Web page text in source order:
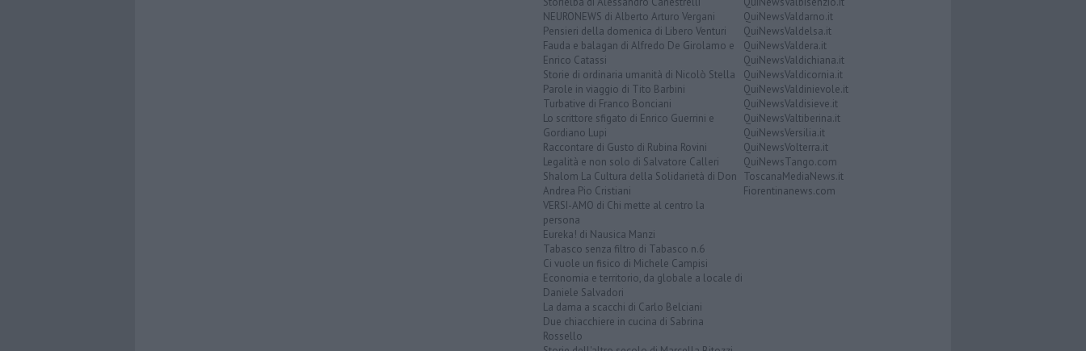
NEURONEWS di Alberto Arturo Vergani
Pensieri della domenica di Libero Venturi
Fauda e balagan di Alfredo De Girolamo e
Enrico Catassi
Storie di ordinaria umanità di Nicolò Stella
Parole in viaggio di Tito Barbini
Turbative di Franco Bonciani
Lo scrittore sfigato di Enrico Guerrini e
Gordiano Lupi
Raccontare di Gusto di Rubina Rovini
Legalità e non solo di Salvatore Calleri
Shalom La Cultura della Solidarietà di Don
Andrea Pio Cristiani
VERSI-AMO di Chi mette al centro la
persona
Eureka! di Nausica Manzi
Tabasco senza filtro di Tabasco n.6
Ci vuole un fisico di Michele Campisi
Economia e territorio, da globale a locale di
Daniele Salvadori
La dama a scacchi di Carlo Belciani
Due chiacchiere in cucina di Sabrina
Rossello
QuiNewsValdarno.it
QuiNewsValdelsa.it
QuiNewsValdera.it
QuiNewsValdichiana.it
QuiNewsValdicornia.it
QuiNewsValdinievole.it
QuiNewsValdisieve.it
QuiNewsValtiberina.it
QuiNewsVersilia.it
QuiNewsVolterra.it
QuiNewsTango.com
ToscanaMediaNews.it
Fiorentinanews.com